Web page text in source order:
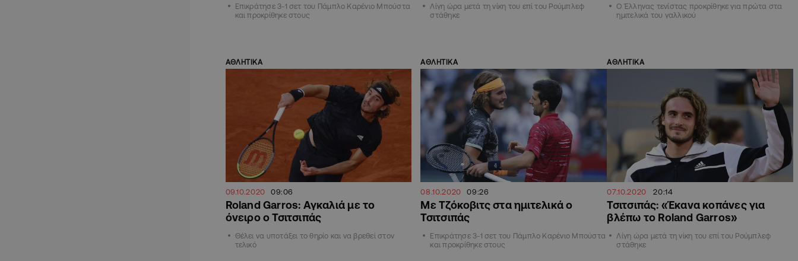
Επικράτησε 3-1 σετ του Πάμπλο Καρένιο Μπούστα
και προκρίθηκε στους
Λίγη ώρα μετά τη νίκη του επί του Ρούμπλεφ
στάθηκε
Ο Έλληνας τενίστας προκρίθηκε για πρώτα στα
ημιτελικά του γαλλικού
ΑΘΛΗΤΙΚΑ
09.10.2020 09:06
Roland Garros: Αγκαλιά με το
όνειρο ο Τσιτσιπάς
Θέλει να υποτάξει το θηρίο και να βρεθεί στον
τελικό
ΑΘΛΗΤΙΚΑ
08.10.2020 09:26
Με Τζόκοβιτς στα ημιτελικά ο
Τσιτσιπάς
Επικράτησε 3-1 σετ του Πάμπλο Καρένιο Μπούστα
και προκρίθηκε στους
ΑΘΛΗΤΙΚΑ
07.10.2020 20:14
Τσιτσιπάς: «Έκανα κοπάνες για
βλέπω το Roland Garros»
Λίγη ώρα μετά τη νίκη του επί του Ρούμπλεφ
στάθηκε